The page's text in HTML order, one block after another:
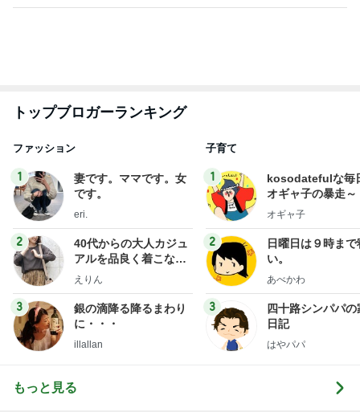
トップブロガーランキング
ファッション
1
妻です。ママです。女
です。
eri.
2
40代からの大人カジュ
アルを品良く着こなす
ファッションブログ
えりん
3
銀の滴降る降るまわり
に・・・
illallan
子育て
1
kosodatefulな毎
オギャ子の暴走～
オギャ子
2
日曜日は９時まで
い。
あべかわ
3
四十路シンパパの
日記
はやパパ
もっと見る